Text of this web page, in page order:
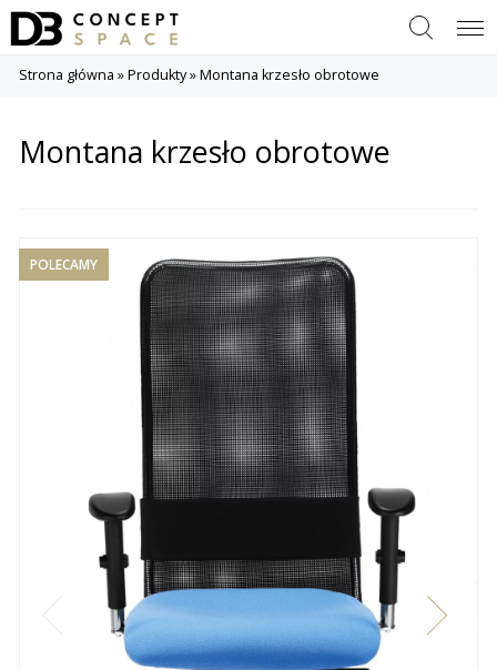
Szukaj Menu
Strona główna »Produkty»Montana krzesło obrotowe
Montana krzesło obrotowe
POLECAMY